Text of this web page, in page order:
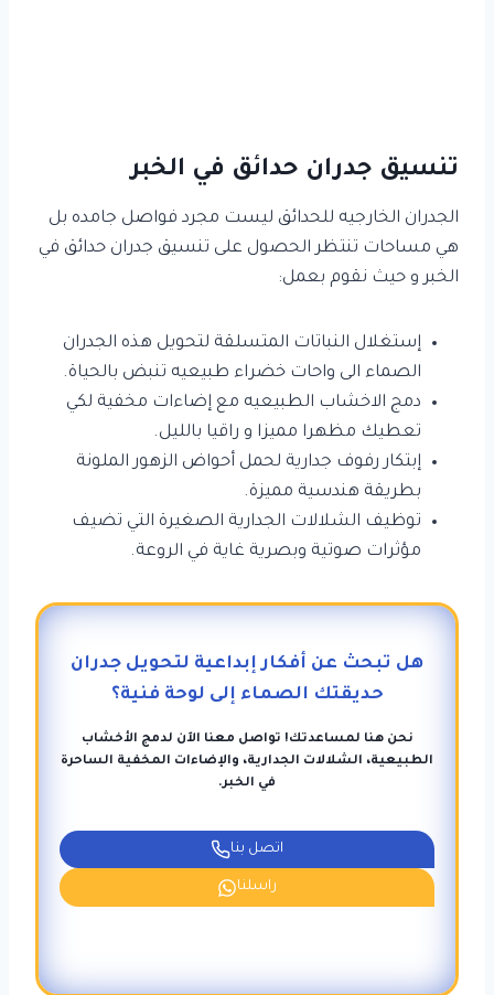
تنسيق جدران حدائق في الخبر
الجدران الخارجيه للحدائق ليست مجرد فواصل جامده بل
هي مساحات تنتظر الحصول على تنسيق جدران حدائق في
الخبر و حيث نقوم بعمل:
إستغلال النباتات المتسلقة لتحويل هذه الجدران
الصماء الى واحات خضراء طبيعيه تنبض بالحياة.
دمج الاخشاب الطبيعيه مع إضاءات مخفية لكي
تعطيك مظهرا مميزا و راقيا بالليل.
إبتكار رفوف جدارية لحمل أحواض الزهور الملونة
بطريقة هندسية مميزة.
توظيف الشلالات الجدارية الصغيرة التي تضيف
مؤثرات صوتية وبصرية غاية في الروعة.
هل تبحث عن أفكار إبداعية لتحويل جدران
حديقتك الصماء إلى لوحة فنية؟
نحن هنا لمساعدتك! تواصل معنا الآن لدمج الأخشاب
الطبيعية، الشلالات الجدارية، والإضاءات المخفية الساحرة
في الخبر.
اتصل بنا
راسلنا